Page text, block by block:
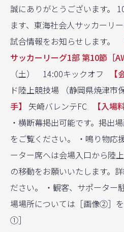
誠にありがとうございます。
ます、東海社会人サッカーリ
試合情報をお知らせします。
サッカーリーグ1部 第10節［
（土） 14:00キックオフ
【
ド陸上競技場 （静岡県焼津市
手】
矢崎バレンテFC 【入場
・横断幕掲出可能です。掲出
をご覧ください。 ・鳴り物応
ーター席へは会場入口から陸
の移動をお願いいたします。
ださい。 ・観客、サポーター
場場所については［画像②］
①］